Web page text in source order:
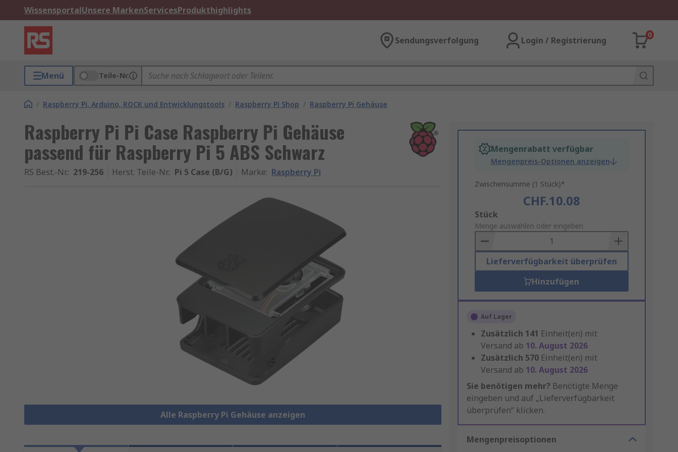
WissensportalUnsere MarkenServicesProdukthighlights
Sendungsverfolgung Login / Registrierung
0
Menü Teile-Nr.
/ Raspberry Pi, Arduino, ROCK und Entwicklungstools / Raspberry Pi Shop / Raspberry Pi Gehäuse
Raspberry Pi Pi Case Raspberry Pi Gehäuse
passend für Raspberry Pi 5 ABS Schwarz
RS Best.-Nr.: 219-256 Herst. Teile-Nr.: Pi 5 Case (B/G) Marke: Raspberry Pi
Alle Raspberry Pi Gehäuse anzeigen
Mengenrabatt verfügbar
Mengenpreis-Optionen anzeigen
Zwischensumme (1 Stück)*
CHF.10.08
Add
to
Basket
Stück
Menge auswählen oder eingeben
Lieferverfügbarkeit überprüfen
Hinzufügen
Auf Lager
Zusätzlich 141 Einheit(en) mit
Versand ab 10. August 2026
Zusätzlich 570 Einheit(en) mit
Versand ab 10. August 2026
Sie benötigen mehr? Benötigte Menge
eingeben und auf „Lieferverfügbarkeit
überprüfen“ klicken.
Mengenpreisoptionen